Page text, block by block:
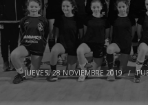
JUEVES, 28 NOVIEMBRE 2019 /